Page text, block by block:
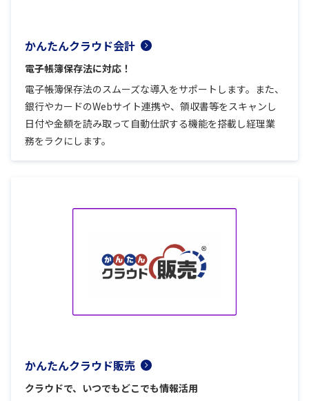
かんたんクラウド会計
電子帳簿保存法に対応！
電子帳簿保存法のスムーズな導入をサポートします。また、
銀行やカードのWebサイト連携や、領収書等をスキャンし
日付や金額を読み取って自動仕訳する機能を搭載し経理業
務をラクにします。
かんたんクラウド販売
クラウドで、いつでもどこでも情報活用